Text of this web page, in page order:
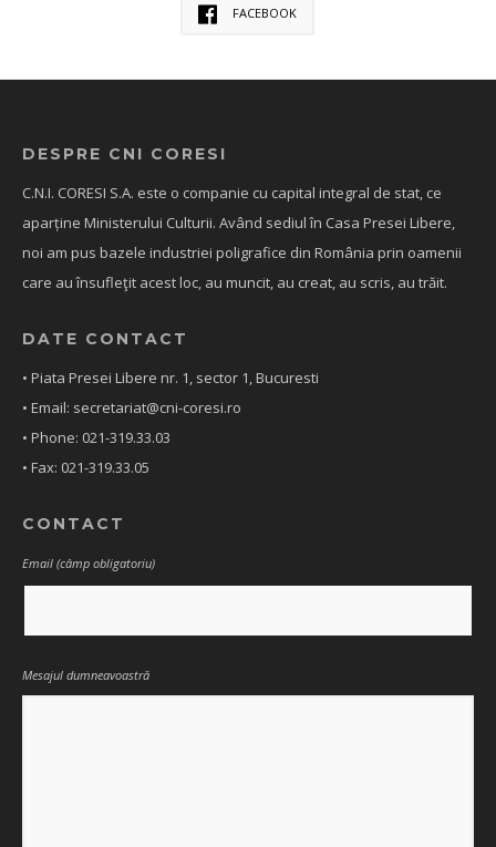
FACEBOOK
DESPRE CNI CORESI
C.N.I. CORESI S.A. este o companie cu capital integral de stat, ce
aparține Ministerului Culturii. Având sediul în Casa Presei Libere,
noi am pus bazele industriei poligrafice din România prin oamenii
care au însufleţit acest loc, au muncit, au creat, au scris, au trăit.
DATE CONTACT
• Piata Presei Libere nr. 1, sector 1, Bucuresti
• Email: secretariat@cni-coresi.ro
• Phone: 021-319.33.03
• Fax: 021-319.33.05
CONTACT
Email (câmp obligatoriu)
Mesajul dumneavoastră